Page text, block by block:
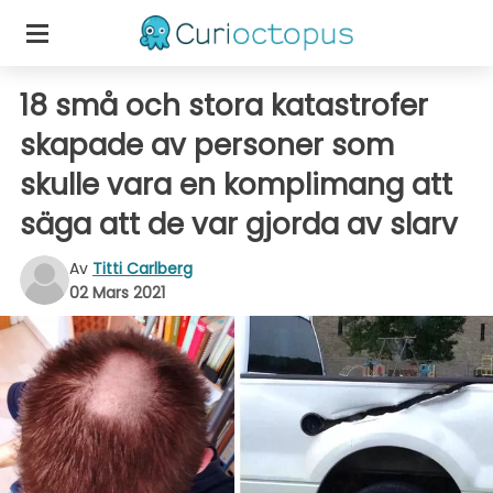
18 små och stora katastrofer
skapade av personer som
skulle vara en komplimang att
säga att de var gjorda av slarv
Av Titti Carlberg
02 Mars 2021